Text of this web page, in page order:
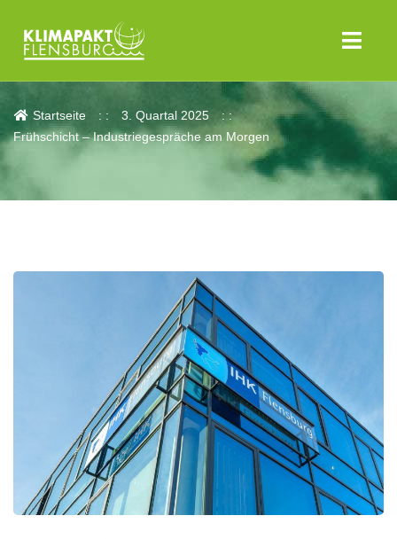
Aktuelles
Startseite
3. Quartal 2025
Frühschicht – Industriegespräche am Morgen